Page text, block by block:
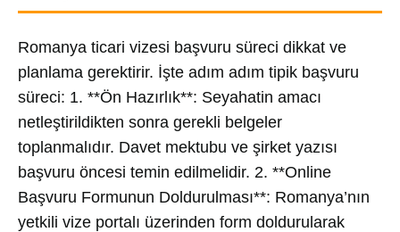
Romanya ticari vizesi başvuru süreci dikkat ve
planlama gerektirir. İşte adım adım tipik başvuru
süreci: 1. **Ön Hazırlık**: Seyahatin amacı
netleştirildikten sonra gerekli belgeler
toplanmalıdır. Davet mektubu ve şirket yazısı
başvuru öncesi temin edilmelidir. 2. **Online
Başvuru Formunun Doldurulması**: Romanya’nın
yetkili vize portalı üzerinden form doldurularak